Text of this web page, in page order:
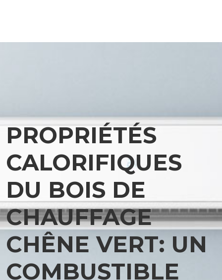
PROPRIÉTÉS
CALORIFIQUES
DU BOIS DE
CHAUFFAGE
CHÊNE VERT: UN
COMBUSTIBLE